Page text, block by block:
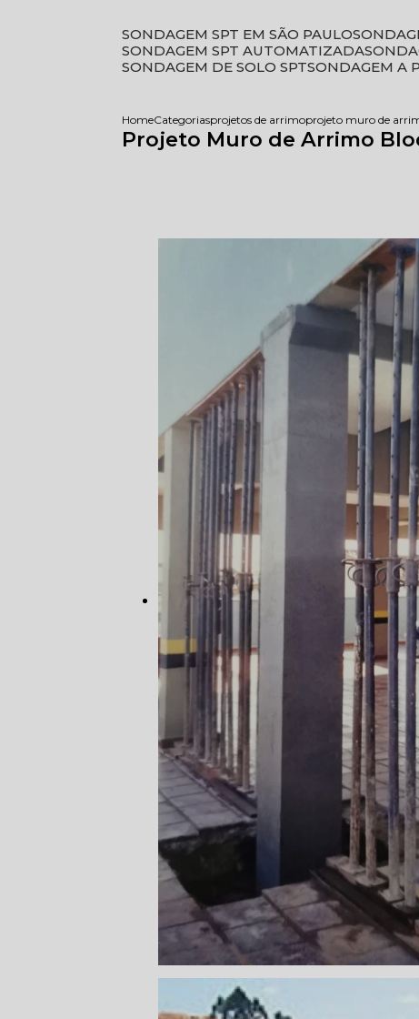
SONDAGEM SPT EM SÃO PAULO
SONDAGEM SPT AUTOMATIZADA
SONDAGEM DE SOLO SPT SONDAGEM A
HomeCategoriasprojetos de arrimoprojeto muro de
Projeto Muro de Arrimo